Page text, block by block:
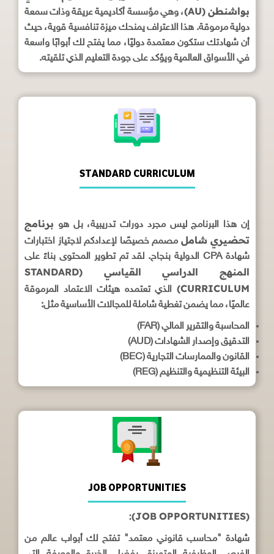
بواشنطن (AU)
، وهي مؤسسة أكاديمية عريقة وذات سمعة
دولية مرموقة. هذا الاعتراف يمنحك ميزة تنافسية قوية، حيث
أن شهادتك ستكون معتمدة دوليًا، مما يفتح لك أبوابًا واسعة
في الأسواق العالمية ويؤكد على جودة التعليم الذي تلقيته.
STANDARD CURRICULUM
إن هذا البرنامج ليس مجرد دورات تدريبية، بل هو برنامج
تحضيري شامل مصمم خصيصًا لإعدادكم لاجتياز اختبارات
شهادة CPA الدولية بنجاح. لقد تم تطوير المحتوى بناءً على
المنهج الدراسي القياسي (STANDARD
CURRICULUM)
الذي تعتمده هيئات الاعتماد المرموقة
عالميًا، مما يضمن تغطية شاملة للمجالات الأساسية مثل:
المحاسبة والتقرير المالي (FAR)
التدقيق وإصدار الشهادات (AUD)
القانون والممارسات التجارية (BEC)
البيئة التنظيمية والتنظيم (REG)
JOB OPPORTUNITIES
(JOB OPPORTUNITIES):
شهادة "محاسب قانوني معتمد" تفتح لك أبواب عالم من